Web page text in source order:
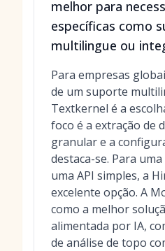
melhor para
específicas como
multilingue ou
Para empresas
de um suporte
Textkernel é a
foco é a extração de
granular e a
destaca-se. Para
uma API simples, a
excelente opção. A
como a melhor
alimentada por IA,
de análise de topo